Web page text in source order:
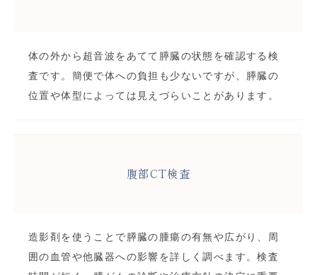
体の外から超音波をあてて膵臓の状態を確認する検
査です。簡便で体への負担も少ないですが、膵臓の
位置や体型によっては見えづらいことがあります。
腹部CT検査
造影剤を使うことで膵臓の腫瘍の有無や広がり、周
囲の血管や他臓器への影響を詳しく調べます。検査